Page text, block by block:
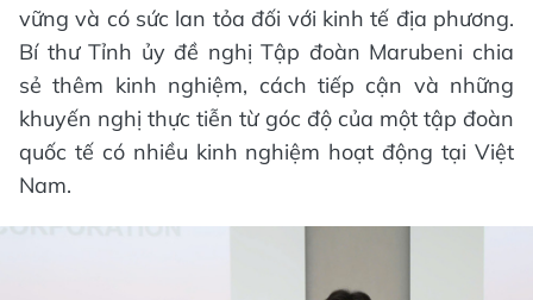
vững và có sức lan tỏa đối với kinh tế địa phương.
Bí thư Tỉnh ủy đề nghị Tập đoàn Marubeni chia
sẻ thêm kinh nghiệm, cách tiếp cận và những
khuyến nghị thực tiễn từ góc độ của một tập đoàn
quốc tế có nhiều kinh nghiệm hoạt động tại Việt
Nam.